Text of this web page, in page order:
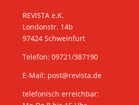
REVISTA e.K.
Londonstr. 14b
97424 Schweinfurt
Telefon: 09721/387190
E-Mail: post@revista.de
telefonisch erreichbar: